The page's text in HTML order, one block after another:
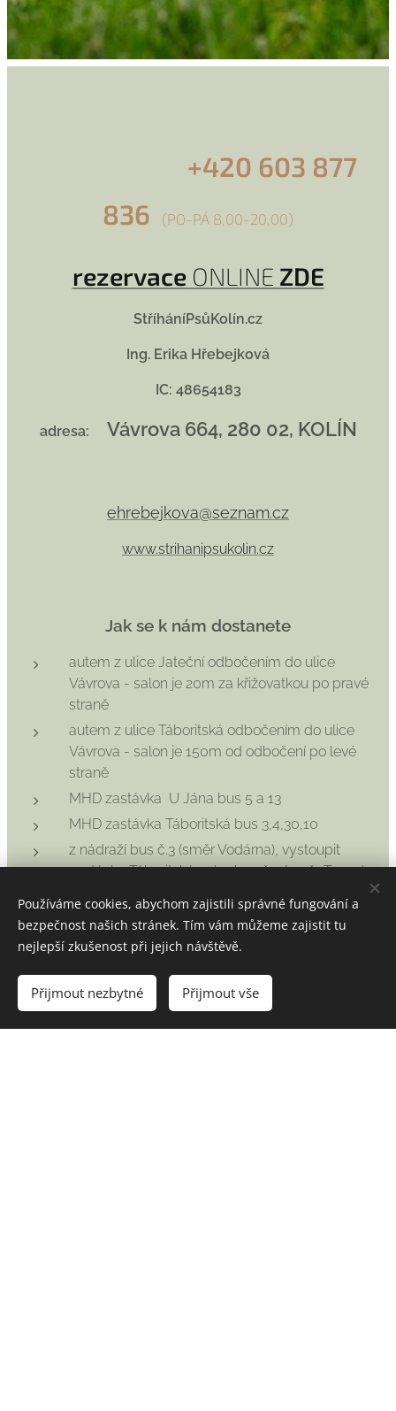
+420 603 877
836
(PO-PÁ 8,00-20,00)
rezervaceONLINE ZDE
StříháníPsůKolín.cz
Ing. Erika Hřebejková
IC: 48654183
adresa: Vávrova 664, 280 02, KOLÍN
ehrebejkova@seznam.cz
www.strihanipsukolin.cz
Jak se k nám dostanete
autem z ulice Jateční odbočením do ulice
Vávrova - salon je 20m za křižovatkou po pravé
straně
autem z ulice Táboritská odbočením do ulice
Vávrova - salon je 150m od odbočení po levé
straně
MHD zastávka U Jána bus 5 a 13
MHD zastávka Táboritská bus 3,4,30,10
z nádraží bus č.3 (směr Vodárna), vystoupit
zastávka Táboritská nebo bus č.4 (směr Tesco)
nejlépe zadat do navigace, která Vás bezpečně
dovede :-)
Používáme cookies, abychom zajistili správné fungování a
bezpečnost našich stránek. Tím vám můžeme zajistit tu
nejlepší zkušenost při jejich návštěvě.
Přijmout nezbytné Přijmout vše